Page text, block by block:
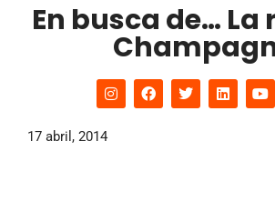
En busca de… La
17 abril, 2014